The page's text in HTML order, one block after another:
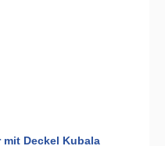
Deckel Kubala